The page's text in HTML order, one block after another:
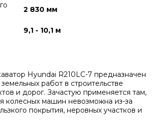
2 830 мм
9,1 - 10,1 м
Hyundai R210LC-7 предназначен
работ в строительстве
и дорог. Зачастую применяется там,
колесных машин невозможна из-за
покрытия, неровных участков и